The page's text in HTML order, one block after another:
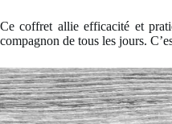
Ce coffret allie efficacité et
compagnon de tous les jours.